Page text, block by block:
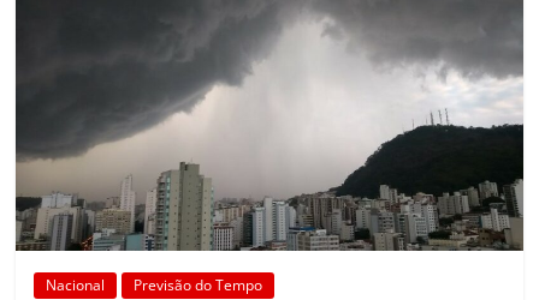
Nacional Previsão do Tempo